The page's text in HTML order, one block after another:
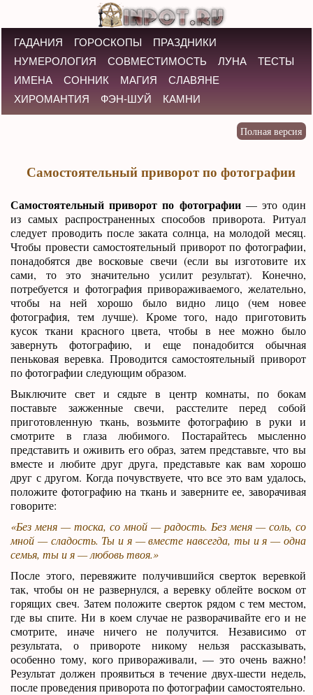
ГАДАНИЯ ГОРОСКОПЫ
ПРАЗДНИКИ
НУМЕРОЛОГИЯ
СОВМЕСТИМОСТЬ ЛУНА
ТЕСТЫ
ИМЕНА
СОННИК МАГИЯ
СЛАВЯНЕ
ХИРОМАНТИЯ
ФЭН-ШУЙ КАМНИ
Самостоятельный приворот по фотографии
Самостоятельный приворот по фотографии— это один
из самых распространенных способов приворота. Ритуал
следует проводить после заката солнца, на молодой месяц.
Чтобы провести самостоятельный приворот по фотографии,
понадобятся две восковые свечи (если вы изготовите их
сами, то это значительно усилит результат). Конечно,
потребуется и фотография привораживаемого, желательно,
чтобы на ней хорошо было видно лицо (чем новее
фотография, тем лучше). Кроме того, надо приготовить
кусок ткани красного цвета, чтобы в нее можно было
завернуть фотографию, и еще понадобится обычная
пеньковая веревка. Проводится самостоятельный приворот
по фотографии следующим образом.
Выключите свет и сядьте в центр комнаты, по бокам
поставьте зажженные свечи, расстелите перед собой
приготовленную ткань, возьмите фотографию в руки и
смотрите в глаза любимого. Постарайтесь мысленно
представить и оживить его образ, затем представьте, что вы
вместе и любите друг друга, представьте как вам хорошо
друг с другом. Когда почувствуете, что все это вам удалось,
положите фотографию на ткань и заверните ее, заворачивая
говорите:
«Без меня — тоска, со мной — радость. Без меня — соль, со
мной — сладость. Ты и я — вместе навсегда, ты и я — одна
семья, ты и я — любовь твоя.»
После этого, перевяжите получившийся сверток веревкой
так, чтобы он не развернулся, а веревку облейте воском от
горящих свеч. Затем положите сверток рядом с тем местом,
где вы спите. Ни в коем случае не разворачивайте его и не
смотрите, иначе ничего не получится. Независимо от
результата, о привороте никому нельзя рассказывать,
особенно тому, кого привораживали, — это очень важно!
Результат должен проявиться в течение двух-шести недель,
после проведения приворота по фотографии самостоятельно.